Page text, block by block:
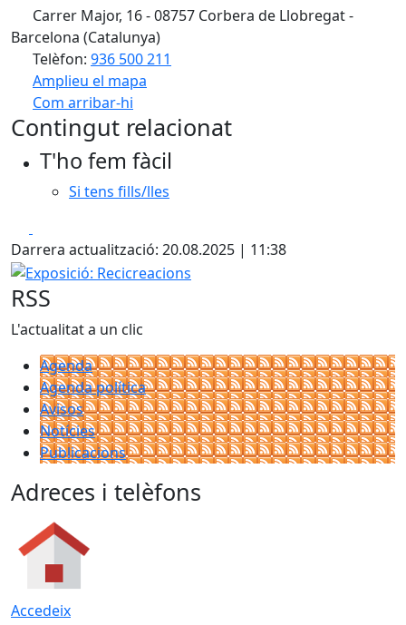
Carrer Major, 16 - 08757 Corbera de Llobregat -
Barcelona (Catalunya)
Telèfon: 936 500 211
Amplieu el mapa
Com arribar-hi
+
Contingut relacionat
T'ho fem fàcil
Si tens fills/lles
Darrera actualització: 20.08.2025 | 11:38
Exposició: Recicreacions
RSS
L'actualitat a un clic
Agenda
Agenda política
Avisos
Notícies
Publicacions
Adreces i telèfons
Accedeix